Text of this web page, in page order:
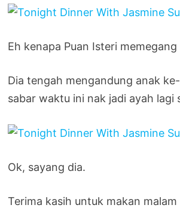
Eh kenapa Puan Isteri
Dia tengah mengandung anak
sabar waktu ini nak jadi ayah lagi
Ok, sayang dia.
Terima kasih untuk makan